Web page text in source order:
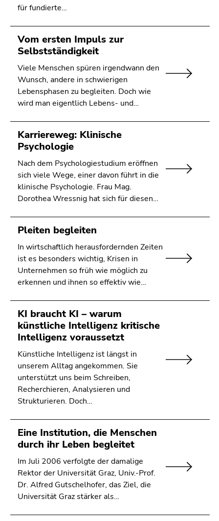
für fundierte…
Vom ersten Impuls zur
Selbstständigkeit
Viele Menschen spüren irgendwann den
Wunsch, andere in schwierigen
Lebensphasen zu begleiten. Doch wie
wird man eigentlich Lebens- und…
Karriereweg: Klinische
Psychologie
Nach dem Psychologiestudium eröffnen
sich viele Wege, einer davon führt in die
klinische Psychologie. Frau Mag.
Dorothea Wressnig hat sich für diesen…
Pleiten begleiten
In wirtschaftlich herausfordernden Zeiten
ist es besonders wichtig, Krisen in
Unternehmen so früh wie möglich zu
erkennen und ihnen so effektiv wie…
KI braucht KI – warum
künstliche Intelligenz kritische
Intelligenz voraussetzt
Künstliche Intelligenz ist längst in
unserem Alltag angekommen. Sie
unterstützt uns beim Schreiben,
Recherchieren, Analysieren und
Strukturieren. Doch…
Eine Institution, die Menschen
durch ihr Leben begleitet
Im Juli 2006 verfolgte der damalige
Rektor der Universität Graz, Univ.-Prof.
Dr. Alfred Gutschelhofer, das Ziel, die
Universität Graz stärker als…